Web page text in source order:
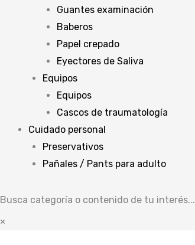
Guantes examinación
Baberos
Papel crepado
Eyectores de Saliva
Equipos
Equipos
Cascos de traumatología
Cuidado personal
Preservativos
Pañales / Pants para adulto
Busca categoría o contenido de tu interés...
×